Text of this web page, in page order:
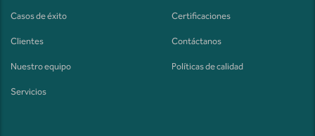
Casos de éxito Certificaciones
Clientes Contáctanos
Nuestro equipo Políticas de calidad
Servicios